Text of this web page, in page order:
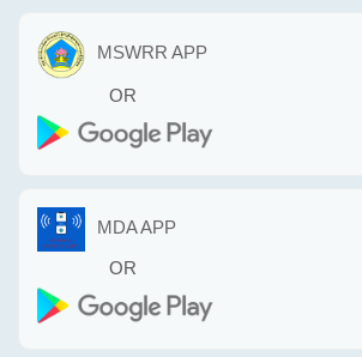
MSWRR APP
OR
MDA APP
OR